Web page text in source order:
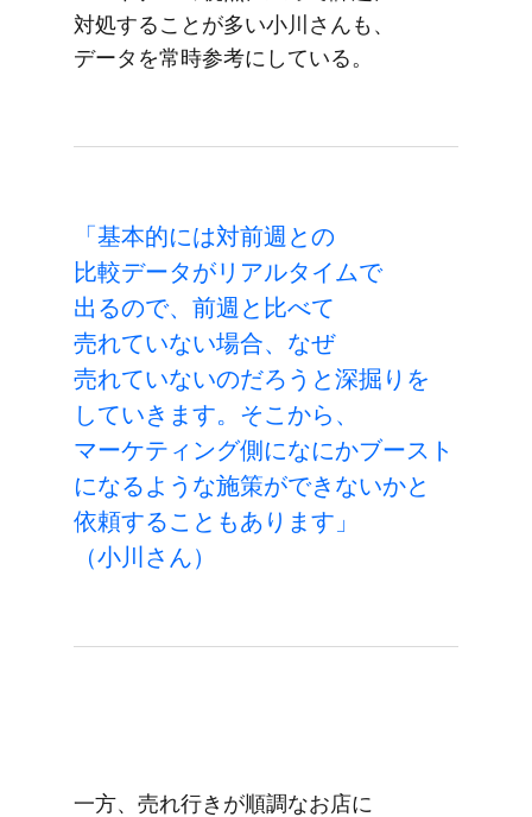
対処する​ことが​多い​小川さんも、​
データを​常時参考に​している。
「基本的には​対前週との​
比較データが​リアルタイムで​
出るので、​前週と​比べて​
売れていない​場合、​なぜ​
売れていないのだろうと​深掘りを​
していきます。​そこから、​
マーケティング側になにかブースト
に​なるような​施策が​できないかと​
依頼する​こともあります」​
（小川さん）
一方、​売れ​行きが​順調な​お店に​